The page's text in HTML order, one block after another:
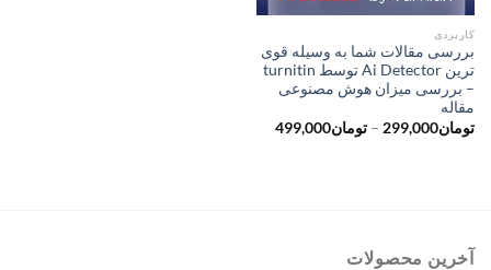
کاربردی
بررسی مقالات شما به وسیله قوی
ترین Ai Detector توسط turnitin
– بررسی میزان هوش مصنوعی
مقاله
تومان299,000
– تومان499,000محدوده
آخرین محصولات